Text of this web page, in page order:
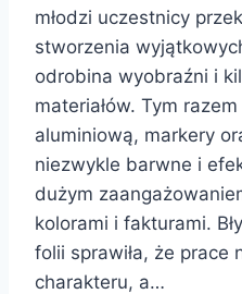
młodzi uczestnicy
stworzenia
odrobina wyobraźni i
materiałów. Tym
aluminiową, markery
niezwykle barwne i
dużym
kolorami i fakturami.
folii sprawiła, że prace
charakteru, a…